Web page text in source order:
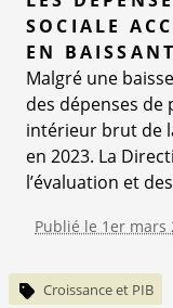
SOCIALE
EN
Malgré une
des dépenses
intérieur brut de
en 2023. La
l’évaluation et
Publié le 1er mars
Croissance et PIB